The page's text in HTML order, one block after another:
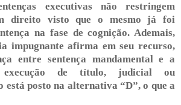
executivas não restringem
direito visto que o mesmo já foi
na fase de cognição. Ademais,
impugnante afirma em seu recurso,
entre sentença mandamental e a
execução de título, judicial ou
posto na alternativa “D”, o que a